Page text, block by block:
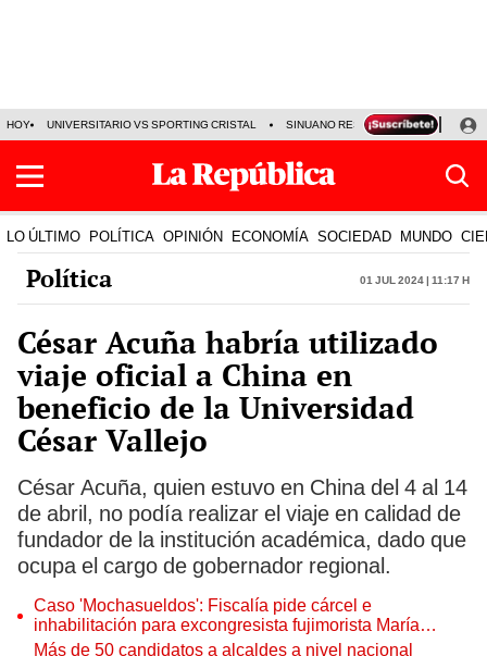
HOY UNIVERSITARIO VS SPORTING CRISTAL SINUANO RESULTADOS HOY
LO ÚLTIMO POLÍTICA OPINIÓN ECONOMÍA SOCIEDAD MUNDO
Política 01 Jul 2024 | 11:17 h
César Acuña habría utilizado
viaje oficial a China en
beneficio de la Universidad
César Vallejo
César Acuña, quien estuvo en China del 4 al 14
de abril, no podía realizar el viaje en calidad de
fundador de la institución académica, dado que
ocupa el cargo de gobernador regional.
Caso 'Mochasueldos': Fiscalía pide cárcel e
inhabilitación para excongresista fujimorista María
Cordero Jon Tay
Más de 50 candidatos a alcaldes a nivel nacional